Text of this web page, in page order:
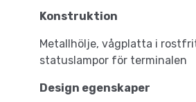
Konstruktion
Metallhölje, vågplatta i
statuslampor för terminalen
Design egenskaper